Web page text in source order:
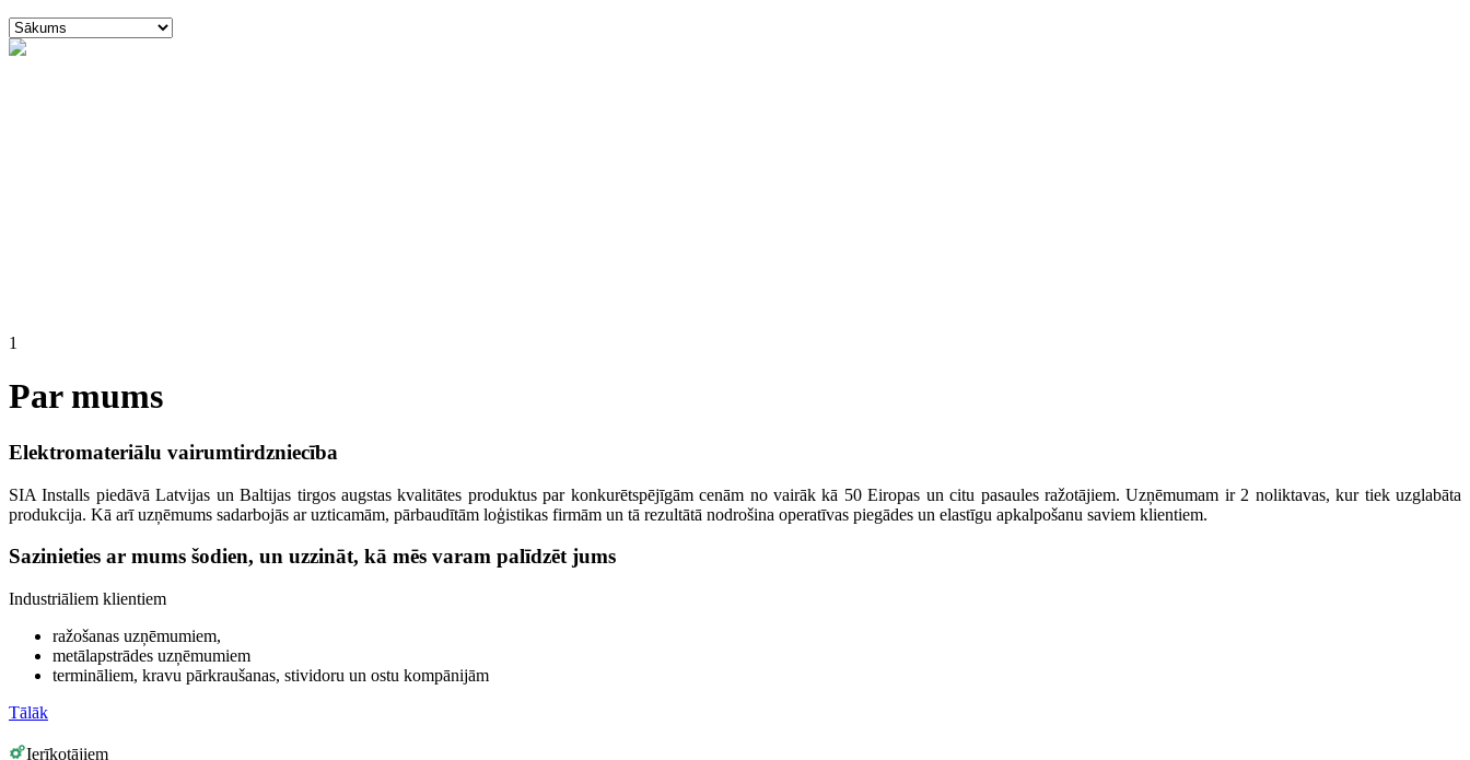
1
Par mums
Elektromateriālu vairumtirdzniecība
SIA Installs piedāvā Latvijas un Baltijas tirgos augstas kvalitātes produktus par konkurētspējīgām cenām no vairāk kā 50 Eiropas un citu pasaules ražotājiem. Uzņēmumam ir 2 noliktavas, kur tiek uzglabāta
produkcija. Kā arī uzņēmums sadarbojās ar uzticamām, pārbaudītām loģistikas firmām un tā rezultātā nodrošina operatīvas piegādes un elastīgu apkalpošanu saviem klientiem.
Sazinieties ar mums šodien, un uzzināt, kā mēs varam palīdzēt jums
Industriāliem klientiem
ražošanas uzņēmumiem,
metālapstrādes uzņēmumiem
termināliem, kravu pārkraušanas, stividoru un ostu kompānijām
Tālāk
Ierīkotājiem